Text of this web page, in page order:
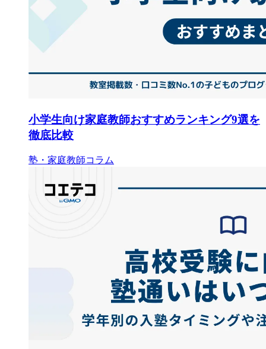
小学生向け家庭教師おすすめランキング9選を
徹底比較
塾・家庭教師コラム